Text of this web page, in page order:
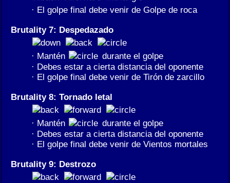
· El golpe final debe venir de Golpe de roca
Brutality 7: Despedazado
· Mantén
durante el golpe
· Debes estar a cierta distancia del oponente
· El golpe final debe venir de Tirón de zarcillo
Brutality 8: Tornado letal
· Mantén
durante el golpe
· Debes estar a cierta distancia del oponente
· El golpe final debe venir de Vientos mortales
Brutality 9: Destrozo